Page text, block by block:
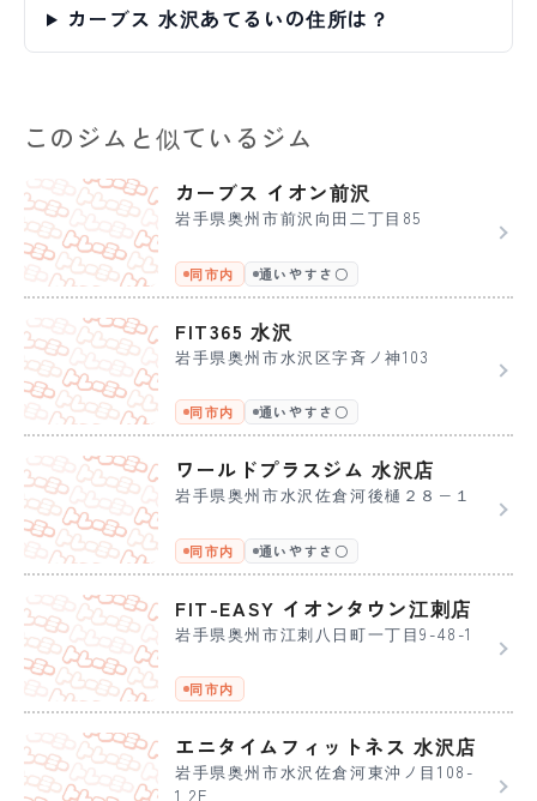
カーブス 水沢あてるいの住所は？
このジムと似ているジム
カーブス イオン前沢
岩手県奥州市前沢向田二丁目85
同市内 通いやすさ〇
FIT365 水沢
岩手県奥州市水沢区字斉ノ神103
同市内 通いやすさ〇
ワールドプラスジム 水沢店
岩手県奥州市水沢佐倉河後樋２８−１
同市内 通いやすさ〇
FIT-EASY イオンタウン江刺店
岩手県奥州市江刺八日町一丁目9-48-1
同市内
エニタイムフィットネス 水沢店
岩手県奥州市水沢佐倉河東沖ノ目108-
1 2F